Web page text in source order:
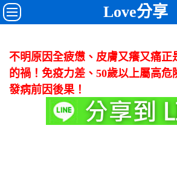
Love分享
不明原因全疲憊、皮膚又癢又痛正
的禍！免疫力差、50歲以上屬高危
發病前因後果！